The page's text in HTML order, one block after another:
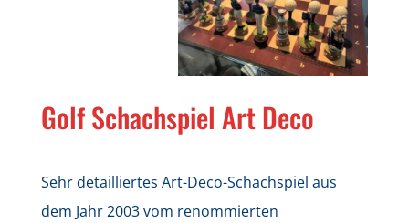
Golf Schachspiel Art Deco
Sehr detailliertes Art-Deco-Schachspiel aus
dem Jahr 2003 vom renommierten